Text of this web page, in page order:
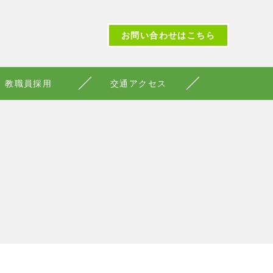
お問い合わせはこちら
教職員採用 交通アクセス